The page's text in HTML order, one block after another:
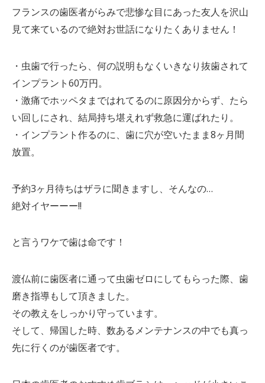
フランスの歯医者がらみで悲惨な目にあった友人を沢山
見て来ているので絶対お世話になりたくありません！
・虫歯で行ったら、何の説明もなくいきなり抜歯されて
インプラント60万円。
・激痛でホッペタまではれてるのに原因分からず、たら
い回しにされ、結局持ち堪えれず救急に運ばれたり。
・インプラント作るのに、歯に穴が空いたまま8ヶ月間
放置。
予約3ヶ月待ちはザラに聞きますし、そんなの…
絶対イヤーーー!!
と言うワケで歯は命です！
渡仏前に歯医者に通って虫歯ゼロにしてもらった際、歯
磨き指導もして頂きました。
その教えをしっかり守っています。
そして、帰国した時、数あるメンテナンスの中でも真っ
先に行くのが歯医者です。